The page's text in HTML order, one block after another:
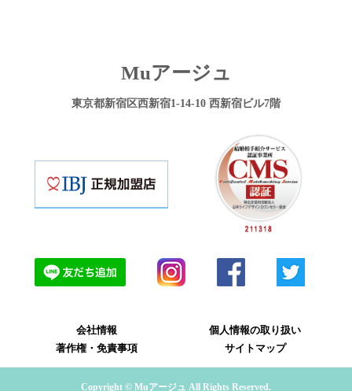
Muアージュ
東京都新宿区西新宿1-14-10 西新宿ビル7階
会社情報
個人情報の取り扱い
著作権・免責事項
サイトマップ
Copyright © Muアージュ All Rights Reserved.